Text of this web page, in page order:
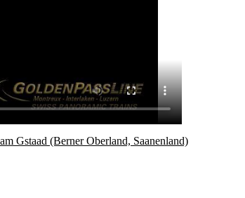
Gstaad (Berner Oberland, Saanenland)